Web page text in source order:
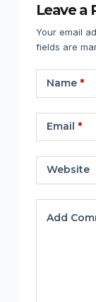
Leave a
Your email
fields are
Name*
Email *
Website
Add